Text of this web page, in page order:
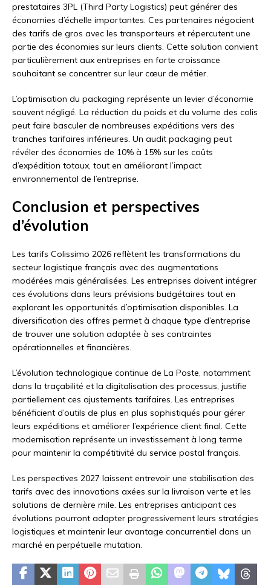
prestataires 3PL (Third Party Logistics) peut générer des
économies d’échelle importantes. Ces partenaires négocient
des tarifs de gros avec les transporteurs et répercutent une
partie des économies sur leurs clients. Cette solution convient
particulièrement aux entreprises en forte croissance
souhaitant se concentrer sur leur cœur de métier.
L’optimisation du packaging représente un levier d’économie
souvent négligé. La réduction du poids et du volume des colis
peut faire basculer de nombreuses expéditions vers des
tranches tarifaires inférieures. Un audit packaging peut
révéler des économies de 10% à 15% sur les coûts
d’expédition totaux, tout en améliorant l’impact
environnemental de l’entreprise.
Conclusion et perspectives
d’évolution
Les tarifs Colissimo 2026 reflètent les transformations du
secteur logistique français avec des augmentations
modérées mais généralisées. Les entreprises doivent intégrer
ces évolutions dans leurs prévisions budgétaires tout en
explorant les opportunités d’optimisation disponibles. La
diversification des offres permet à chaque type d’entreprise
de trouver une solution adaptée à ses contraintes
opérationnelles et financières.
L’évolution technologique continue de La Poste, notamment
dans la traçabilité et la digitalisation des processus, justifie
partiellement ces ajustements tarifaires. Les entreprises
bénéficient d’outils de plus en plus sophistiqués pour gérer
leurs expéditions et améliorer l’expérience client final. Cette
modernisation représente un investissement à long terme
pour maintenir la compétitivité du service postal français.
Les perspectives 2027 laissent entrevoir une stabilisation des
tarifs avec des innovations axées sur la livraison verte et les
solutions de dernière mile. Les entreprises anticipant ces
évolutions pourront adapter progressivement leurs stratégies
logistiques et maintenir leur avantage concurrentiel dans un
marché en perpétuelle mutation.